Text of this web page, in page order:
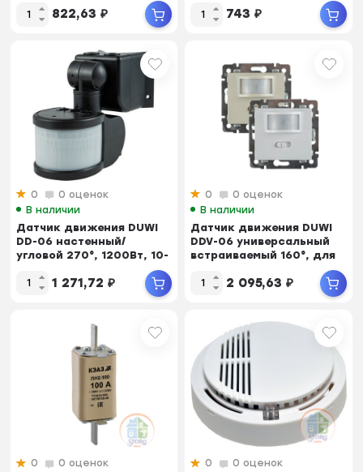
822,63 ₽ 743 ₽
0
0 оценок
В наличии
Датчик движения DUWI
DD-06 настенный/
угловой 270°, 1200Вт, 10-
1 271,72 ₽
0
0 оценок
В наличии
Датчик движения DUWI
DDV-06 универсальный
встраиваемый 160°, для
2 095,63 ₽
0
0 оценок
0
0 оценок